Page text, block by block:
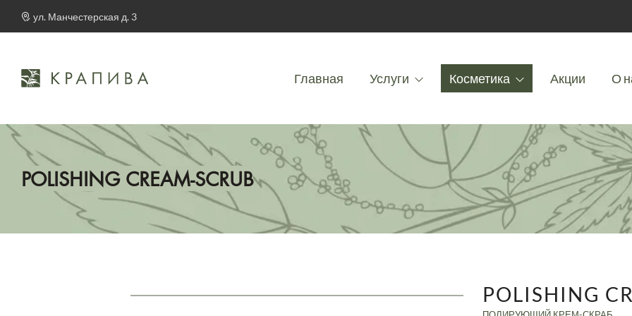
ул. Манчестерская д. 3
Главная Услуги Косметика Акции О
POLISHING CREAM-SCRUB
POLISHING